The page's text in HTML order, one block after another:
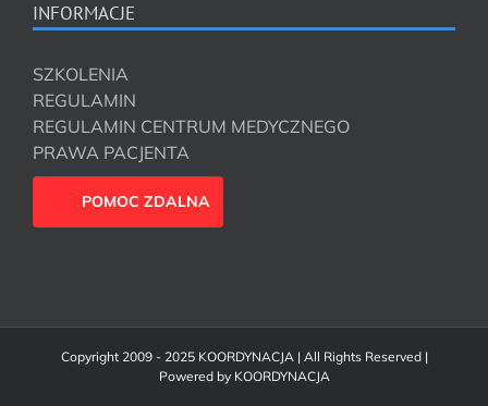
INFORMACJE
SZKOLENIA
REGULAMIN
REGULAMIN CENTRUM MEDYCZNEGO
PRAWA PACJENTA
POMOC ZDALNA
Copyright 2009 - 2025 KOORDYNACJA | All Rights Reserved |
Powered by KOORDYNACJA